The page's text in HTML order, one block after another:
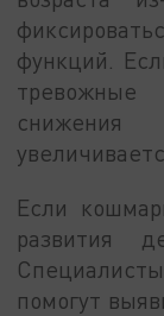
функций.
Если
развития
помогут